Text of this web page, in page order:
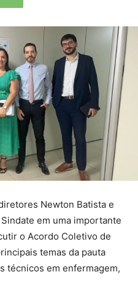
Newton Batista e
em uma importante
o Acordo Coletivo de
temas da pauta
técnicos em enfermagem,